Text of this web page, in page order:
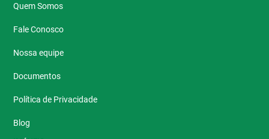
Quem Somos
Fale Conosco
Nossa equipe
Documentos
Política de Privacidade
Blog